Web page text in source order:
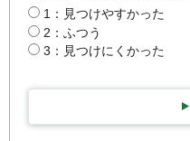
1：見つけやすかった
2：ふつう
3：見つけにくかった